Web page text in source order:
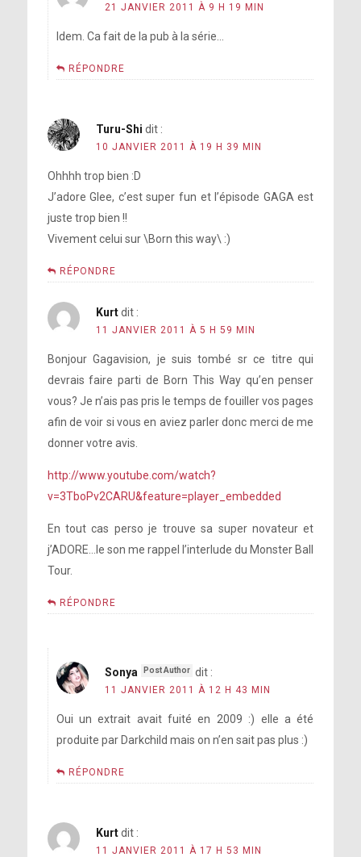
21 JANVIER 2011 À 9 H 19 MIN
Idem. Ca fait de la pub à la série…
RÉPONDRE
Turu-Shi dit :
10 JANVIER 2011 À 19 H 39 MIN
Ohhhh trop bien :D
J’adore Glee, c’est super fun et l’épisode GAGA est
juste trop bien !!
Vivement celui sur \Born this way\ :)
RÉPONDRE
Kurt dit :
11 JANVIER 2011 À 5 H 59 MIN
Bonjour Gagavision, je suis tombé sr ce titre qui
devrais faire parti de Born This Way qu’en penser
vous? Je n’ais pas pris le temps de fouiller vos pages
afin de voir si vous en aviez parler donc merci de me
donner votre avis.
http://www.youtube.com/watch?
v=3TboPv2CARU&feature=player_embedded
En tout cas perso je trouve sa super novateur et
j’ADORE…le son me rappel l’interlude du Monster Ball
Tour.
RÉPONDRE
Sonya dit :
11 JANVIER 2011 À 12 H 43 MIN
Oui un extrait avait fuité en 2009 :) elle a été
produite par Darkchild mais on n’en sait pas plus :)
RÉPONDRE
Kurt dit :
11 JANVIER 2011 À 17 H 53 MIN